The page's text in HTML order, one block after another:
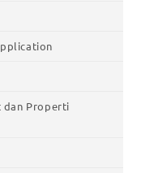
dan Properti